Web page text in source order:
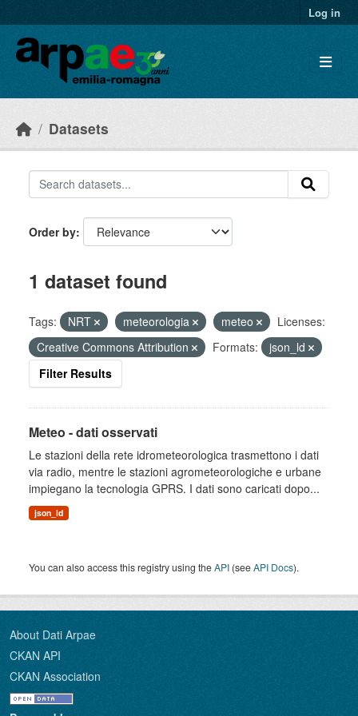
Log in
Datasets
Order by
1 dataset found
Tags: NRT meteorologia meteo
Licenses:
Creative Commons Attribution
Formats:
json_ld
Filter Results
Meteo - dati osservati
Le stazioni della rete idrometeorologica trasmettono i dati
via radio, mentre le stazioni agrometeorologiche e urbane
impiegano la tecnologia GPRS. I dati sono caricati dopo...
json_ld
You can also access this registry using theAPI (seeAPI Docs).
About Dati Arpae
CKAN API
CKAN Association